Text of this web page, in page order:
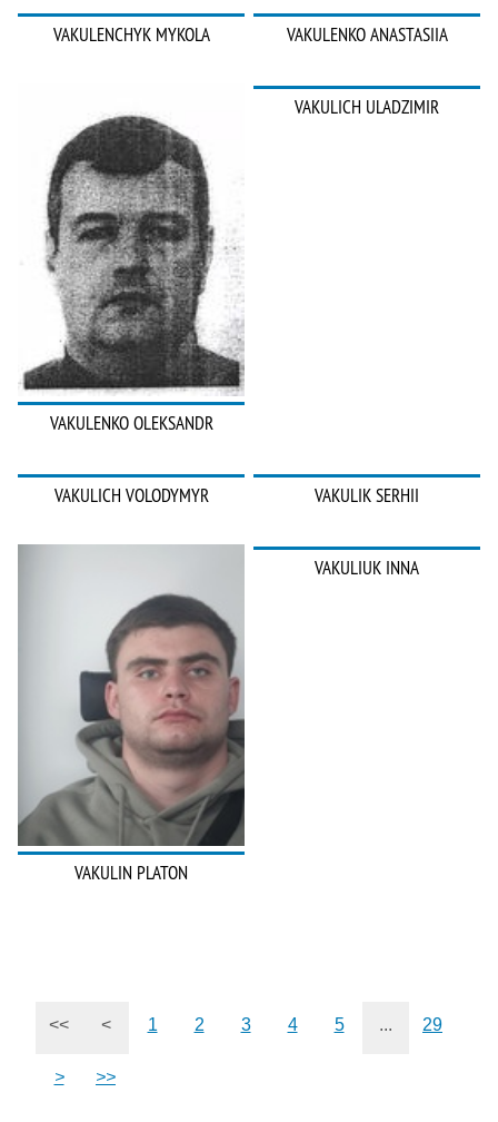
VAKULENCHYK MYKOLA VAKULENKO ANASTASIIA
VAKULENKO OLEKSANDR
VAKULICH ULADZIMIR
VAKULICH VOLODYMYR VAKULIK SERHII
VAKULIN PLATON
VAKULIUK INNA
<< < 1 2 3 4 5 ... 29
> >>